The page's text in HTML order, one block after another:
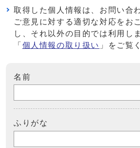
取得した個人情報は、お問い合
ご意見に対する適切な対応をお
し、それ以外の目的では利用し
「 個人情報の取り扱い 」をご覧
名前
ふりがな